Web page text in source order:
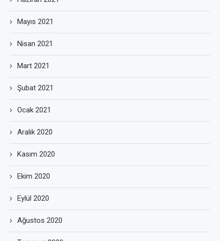
Mayıs 2021
Nisan 2021
Mart 2021
Şubat 2021
Ocak 2021
Aralık 2020
Kasım 2020
Ekim 2020
Eylül 2020
Ağustos 2020